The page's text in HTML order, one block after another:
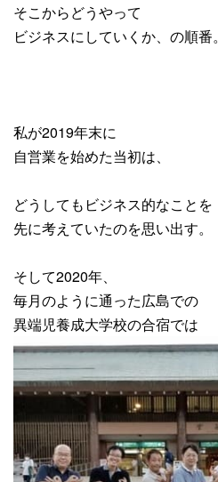
そこからどうやって
ビジネスにしていくか、の順番。
私が2019年末に
自営業を始めた当初は、
どうしてもビジネス的なことを
先に考えていたのを思い出す。
そして2020年、
毎月のように通った広島での
異端児養成大学校の合宿では